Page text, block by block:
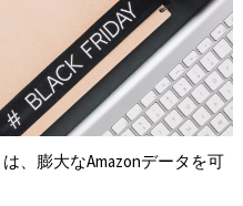
、膨大なAmazonデータを可